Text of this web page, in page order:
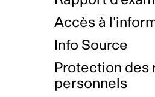
Accès à
Info Source
Protection des
personnels